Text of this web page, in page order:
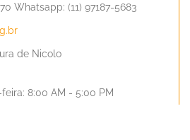
Whatsapp: (11) 97187-5683
de Nicolo
8:00 AM - 5:00 PM